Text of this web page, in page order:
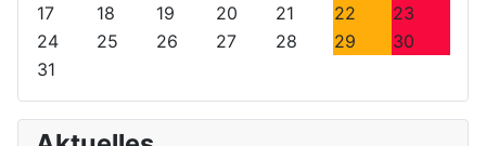
e
s
J
a
h
r
M
o
n
r
M
a
17
18 19 20 21 22
23
24
25 26 27 28 29
30
31